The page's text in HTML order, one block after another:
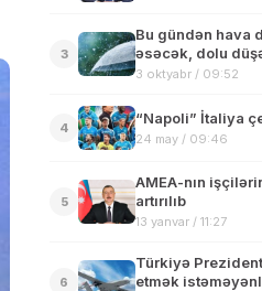
3
Bu gündən hava
əsəcək, dolu
3 oktyabr / 09:52
4
“Napoli” İtaliya
24 may / 09:46
5
AMEA-nın
artırılıb
13 yanvar / 11:27
6
Türkiyə
etmək